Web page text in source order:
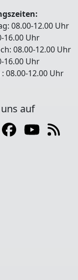
08.00-12.00 Uhr
16.00 Uhr
08.00-12.00 Uhr
16.00 Uhr
08.00-12.00 Uhr
auf